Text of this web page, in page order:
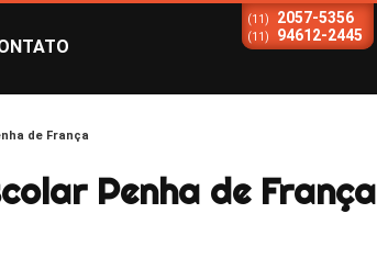
(11) 2057-5356
(11) 94612-2445
de França
Penha de França